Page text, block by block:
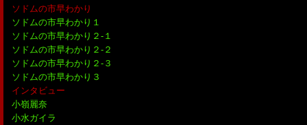
ソドムの市早わかり
ソドムの市早わかり１
ソドムの市早わかり２-１
ソドムの市早わかり２-２
ソドムの市早わかり２-３
ソドムの市早わかり３
インタビュー
小嶺麗奈
小水ガイラ